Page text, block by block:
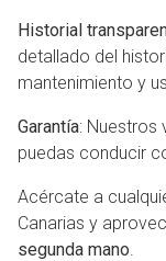
Historial
detallado del
mantenimiento y
Garantía: Nuestros
puedas conducir
Acércate a
Canarias y
segunda mano